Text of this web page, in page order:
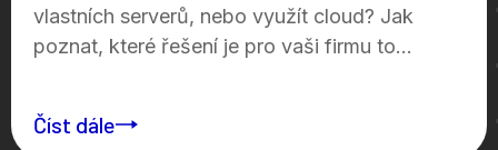
vlastních serverů, nebo využít cloud? Jak
poznat, které řešení je pro vaši firmu to...
Číst dále